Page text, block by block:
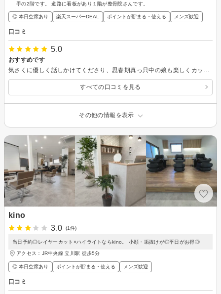
手の2階です。 道路に看板があり１階が整骨院さんです。
◎ 本日空席あり 楽天スーパーDEAL ポイントが貯まる・使える メンズ歓迎
口コミ
5.0
おすすめです
すべての口コミを見る
その他の情報を表示
kino
3.0
(1件)
当日予約◎レイヤーカット×ハイライトならkino。 小顔・垢抜けが◎平日がお得◎
アクセス：JR中央線 立川駅 徒歩5分
◎ 本日空席あり ポイントが貯まる・使える メンズ歓迎
口コミ